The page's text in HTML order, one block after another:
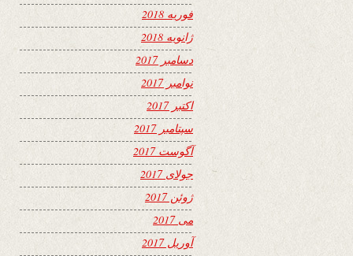
فوریه 2018
ژانویه 2018
دسامبر 2017
نوامبر 2017
اکتبر 2017
سپتامبر 2017
آگوست 2017
جولای 2017
ژوئن 2017
می 2017
آوریل 2017